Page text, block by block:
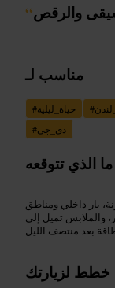
“والرقص
مناسب لـ
#حياة_ليلية #
#دي_جي
ما الذي تتوقعه
بار داخلي ومناطق
والملابس تميل إلى
خطط لزيارتك